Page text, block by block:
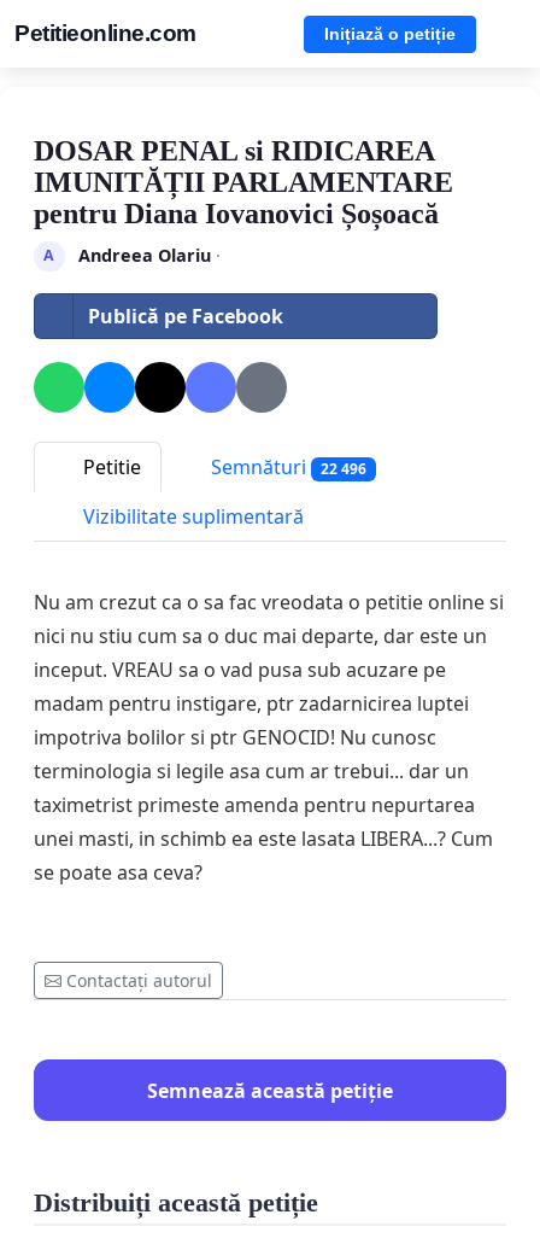
Petitieonline.com Inițiază o petiție
DOSAR PENAL si RIDICAREA
IMUNITĂȚII PARLAMENTARE
pentru Diana Iovanovici Șoșoacă
A Andreea Olariu·
Publică pe Facebook
Petitie Semnături 22 496
Vizibilitate suplimentară
Nu am crezut ca o sa fac vreodata o petitie online si
nici nu stiu cum sa o duc mai departe, dar este un
inceput. VREAU sa o vad pusa sub acuzare pe
madam pentru instigare, ptr zadarnicirea luptei
impotriva bolilor si ptr GENOCID! Nu cunosc
terminologia si legile asa cum ar trebui... dar un
taximetrist primeste amenda pentru nepurtarea
unei masti, in schimb ea este lasata LIBERA...? Cum
se poate asa ceva?
Contactați autorul
Semnează această petiție
Distribuiți această petiție